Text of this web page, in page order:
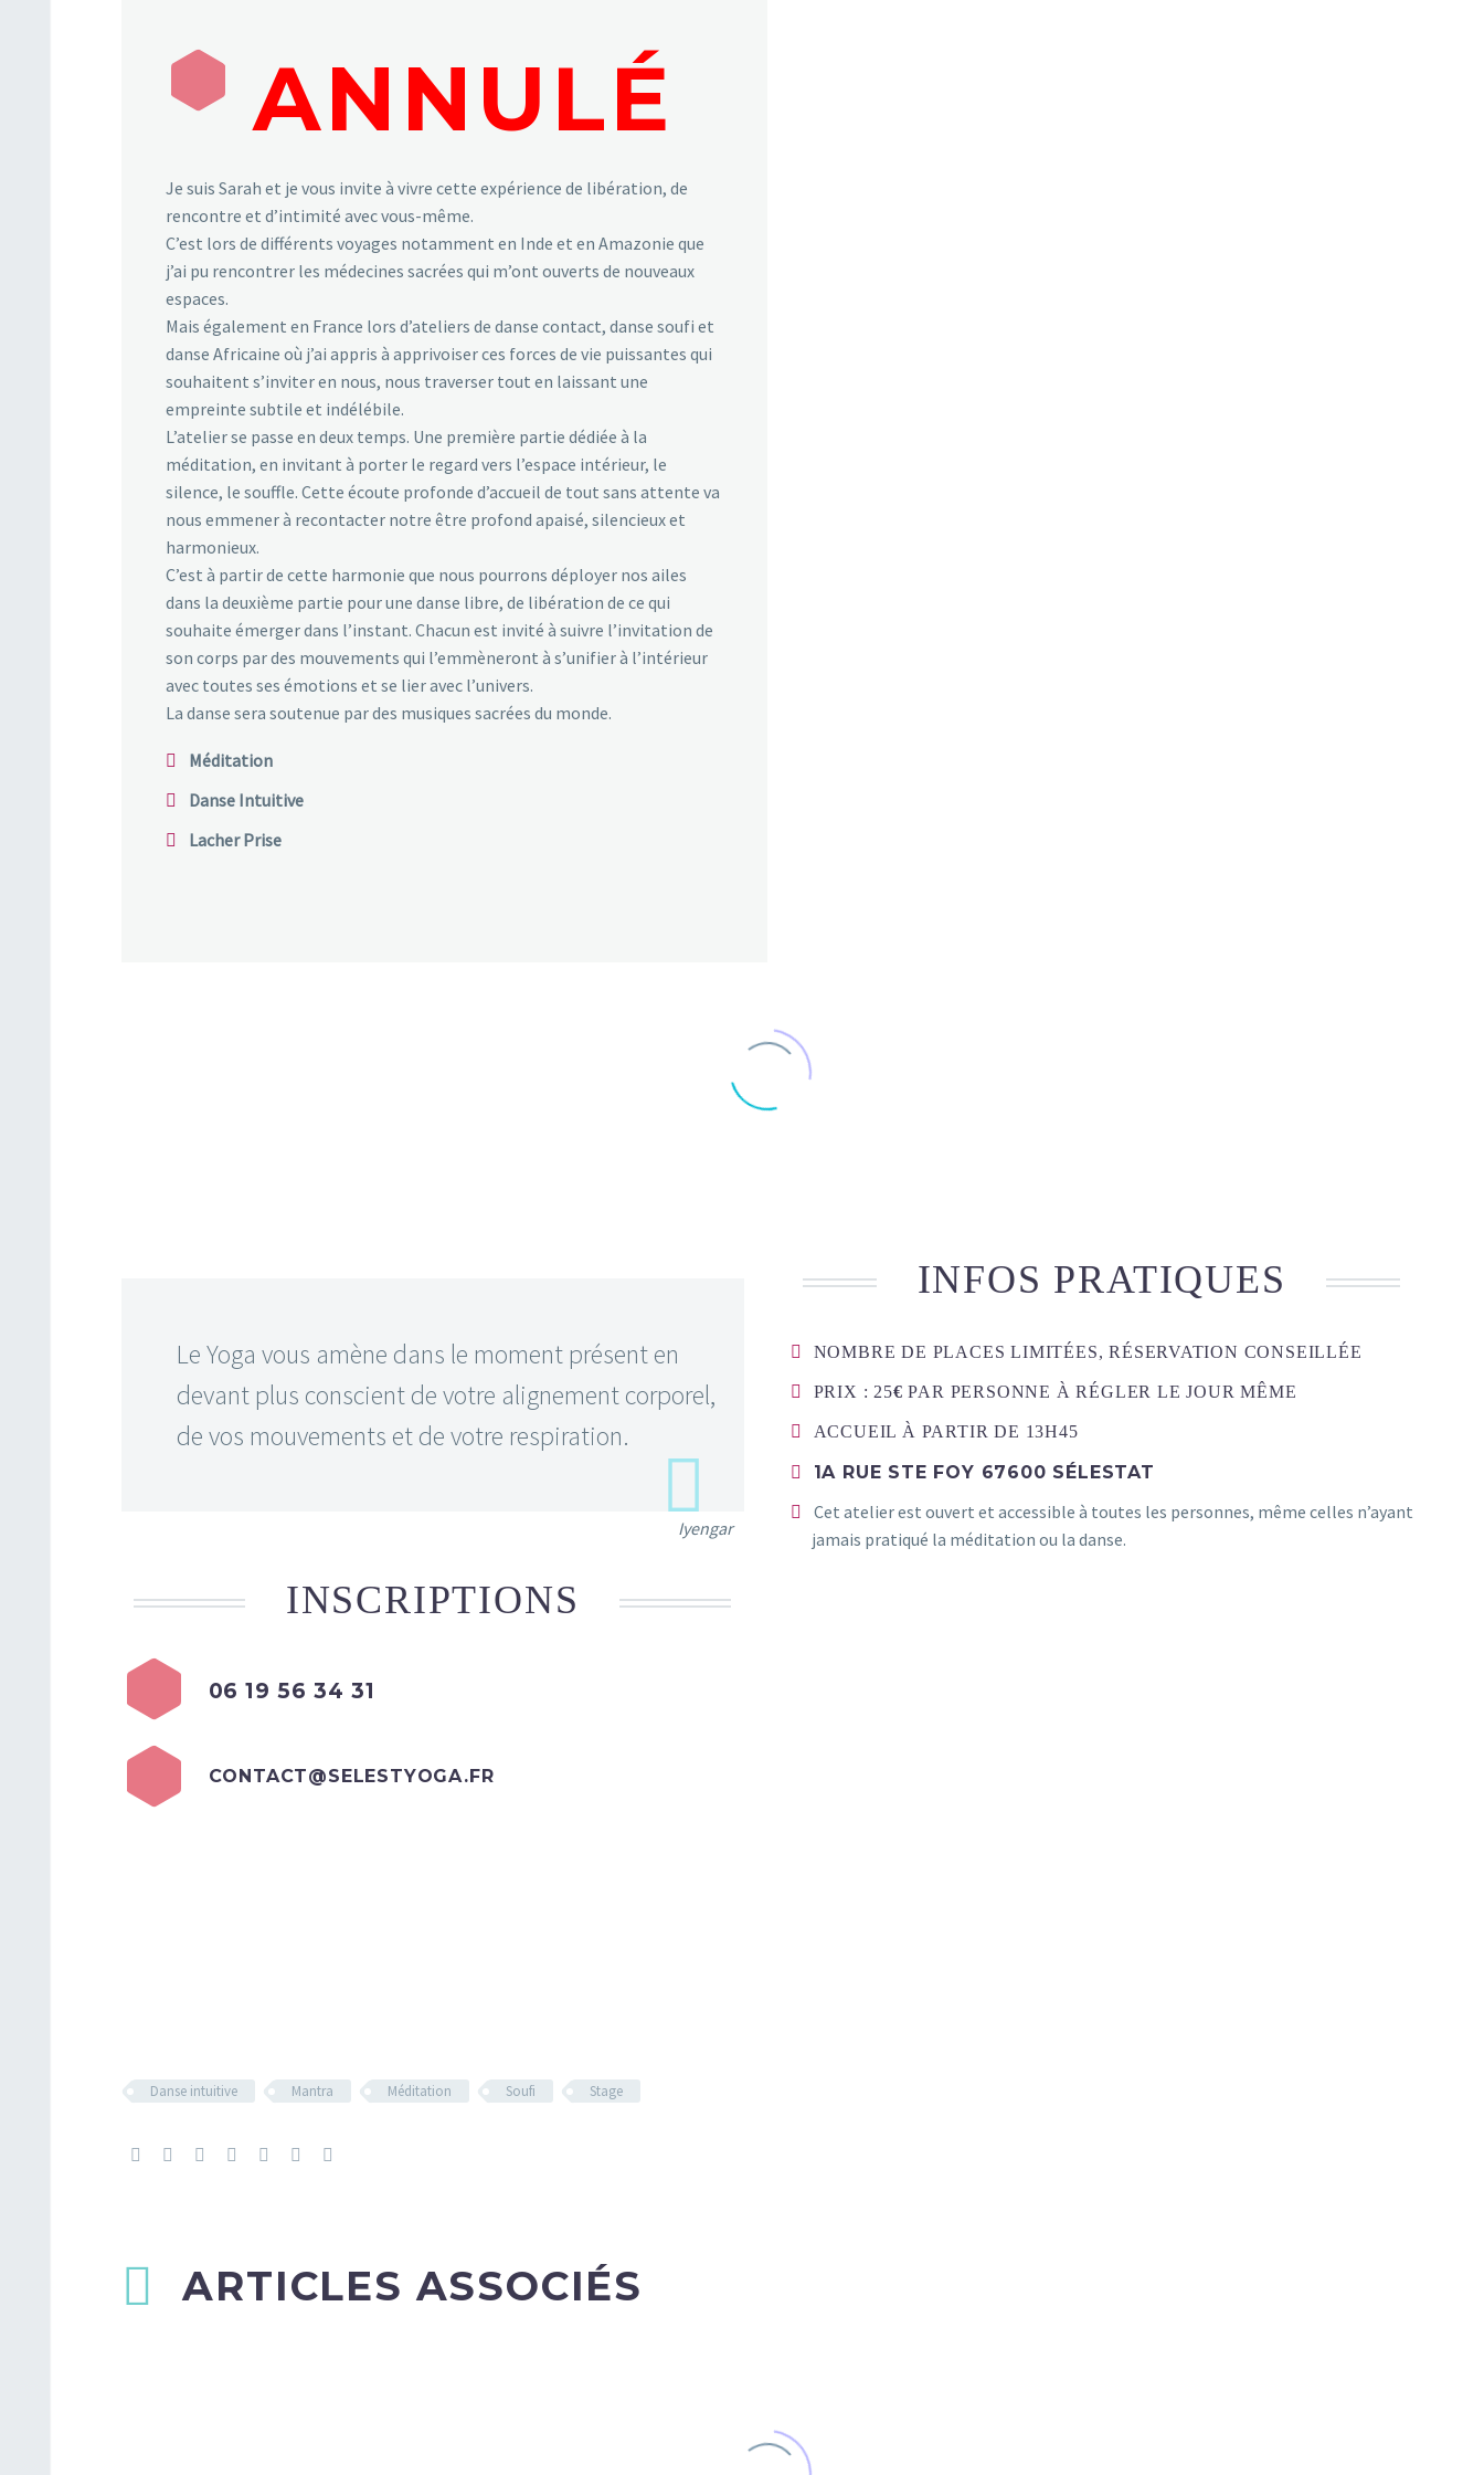
ANNULÉ
Je suis Sarah et je vous invite à vivre cette expérience de libération, de
rencontre et d’intimité avec vous-même.
C’est lors de différents voyages notamment en Inde et en Amazonie que
j’ai pu rencontrer les médecines sacrées qui m’ont ouverts de nouveaux
espaces.
Mais également en France lors d’ateliers de danse contact, danse soufi et
danse Africaine où j’ai appris à apprivoiser ces forces de vie puissantes qui
souhaitent s’inviter en nous, nous traverser tout en laissant une
empreinte subtile et indélébile.
L’atelier se passe en deux temps. Une première partie dédiée à la
méditation, en invitant à porter le regard vers l’espace intérieur, le
silence, le souffle. Cette écoute profonde d’accueil de tout sans attente va
nous emmener à recontacter notre être profond apaisé, silencieux et
harmonieux.
C’est à partir de cette harmonie que nous pourrons déployer nos ailes
dans la deuxième partie pour une danse libre, de libération de ce qui
souhaite émerger dans l’instant. Chacun est invité à suivre l’invitation de
son corps par des mouvements qui l’emmèneront à s’unifier à l’intérieur
avec toutes ses émotions et se lier avec l’univers.
La danse sera soutenue par des musiques sacrées du monde.
Méditation
Danse Intuitive
Lacher Prise
Le Yoga vous amène dans le moment présent en
devant plus conscient de votre alignement corporel,
de vos mouvements et de votre respiration.
Iyengar
INSCRIPTIONS
06 19 56 34 31
CONTACT@SELESTYOGA.FR
INFOS PRATIQUES
NOMBRE DE PLACES LIMITÉES, RÉSERVATION CONSEILLÉE
PRIX : 25€ PAR PERSONNE À RÉGLER LE JOUR MÊME
ACCUEIL À PARTIR DE 13H45
1A RUE STE FOY 67600 SÉLESTAT
Cet atelier est ouvert et accessible à toutes les personnes, même celles n’ayant
jamais pratiqué la méditation ou la danse.
Danse intuitive Mantra Méditation Soufi Stage
ARTICLES ASSOCIÉS